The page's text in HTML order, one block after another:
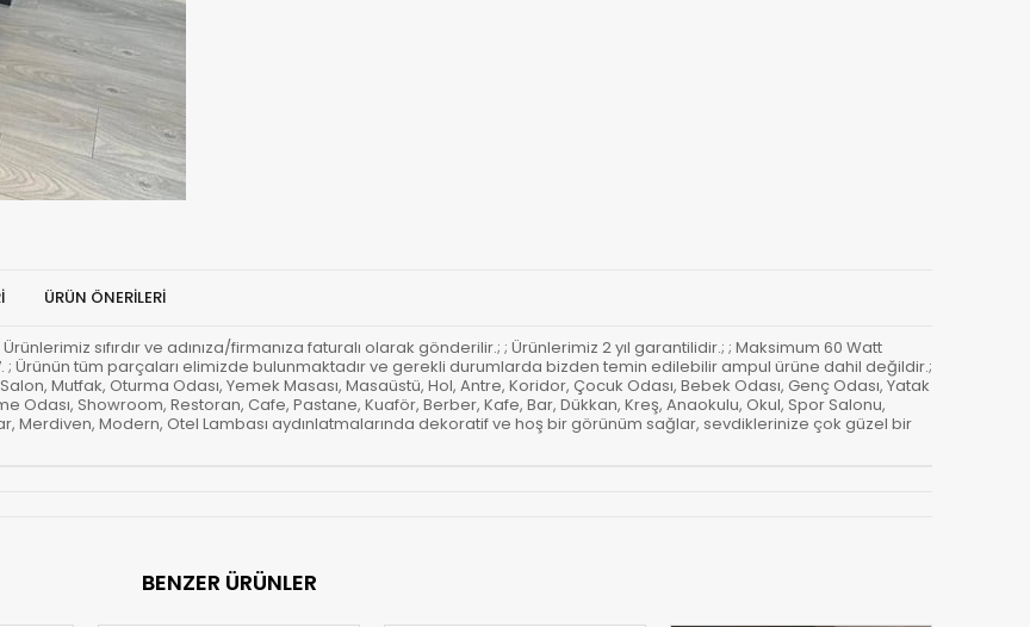
ÜRÜN ÖNERILERI
sıfırdır ve adınıza/firmanıza faturalı olarak gönderilir.; ; Ürünlerimiz 2 yıl garantilidir.; ; Maksimum 60 Watt
; Ürünün tüm parçaları elimizde bulunmaktadır ve gerekli durumlarda bizden temin edilebilir ampul ürüne dahil değildir.;
Mutfak, Oturma Odası, Yemek Masası, Masaüstü, Hol, Antre, Koridor, Çocuk Odası, Bebek Odası, Genç Odası, Yatak
Odası, Showroom, Restoran, Cafe, Pastane, Kuaför, Berber, Kafe, Bar, Dükkan, Kreş, Anaokulu, Okul, Spor Salonu,
Merdiven, Modern, Otel Lambası aydınlatmalarında dekoratif ve hoş bir görünüm sağlar, sevdiklerinize çok güzel bir
BENZER ÜRÜNLER